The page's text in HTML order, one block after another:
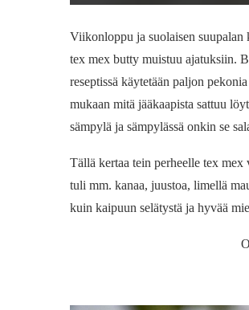
Viikonloppu ja suolaisen
tex mex butty muistuu ajatuksiin.
reseptissä käytetään paljon
mukaan mitä jääkaapista sattuu
sämpylä ja sämpylässä onkin se
Tällä kertaa tein perheelle tex
tuli mm. kanaa, juustoa, limellä
kuin kaipuun selätystä ja hyvää